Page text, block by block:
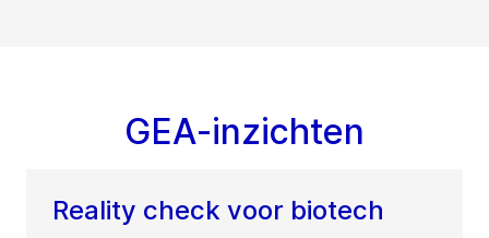
GEA-inzichten
Reality check voor biotech